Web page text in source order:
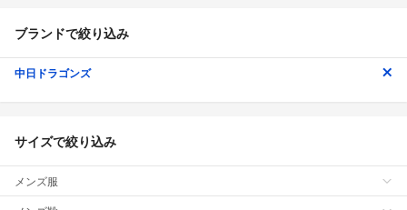
ブランドで絞り込み
中日ドラゴンズ
サイズで絞り込み
メンズ服